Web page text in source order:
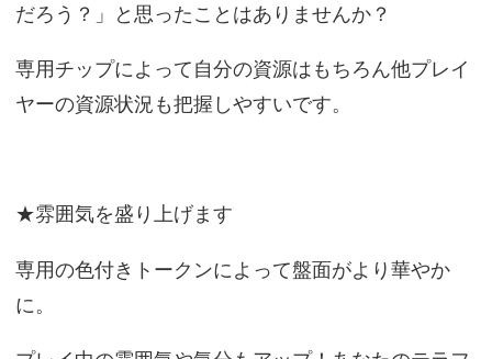
だろう？」と思ったことはありませんか？
専用チップによって自分の資源はもちろん他プレイ
ヤーの資源状況も把握しやすいです。
★雰囲気を盛り上げます
専用の色付きトークンによって盤面がより華やか
に。